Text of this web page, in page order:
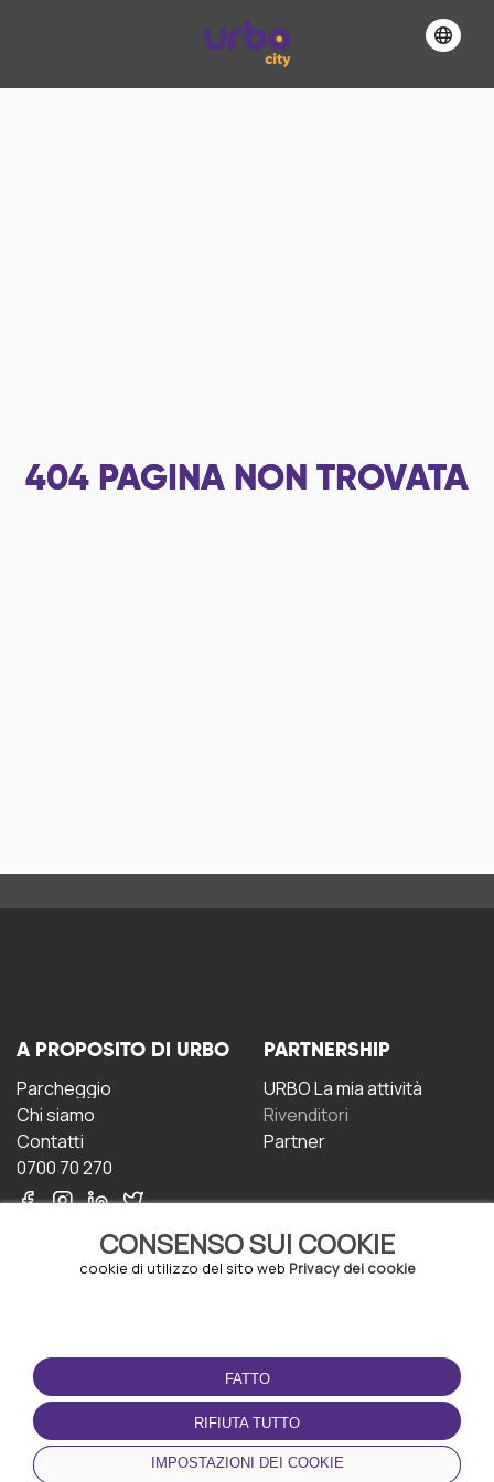
404 PAGINA NON TROVATA
CONSENSO SUI COOKIE
cookie di utilizzo del sito web Privacy dei cookie
FATTO
RIFIUTA TUTTO
IMPOSTAZIONI DEI COOKIE
A PROPOSITO DI URBO
Parcheggio
Chi siamo
Contatti
0700 70 270
PARTNERSHIP
URBO La mia attività
Rivenditori
Partner
CONDIZIONI D'USO
Termini e Condizioni
Politica sulla riservatezza
Gestione dei Cookie
SCARICA L'APP